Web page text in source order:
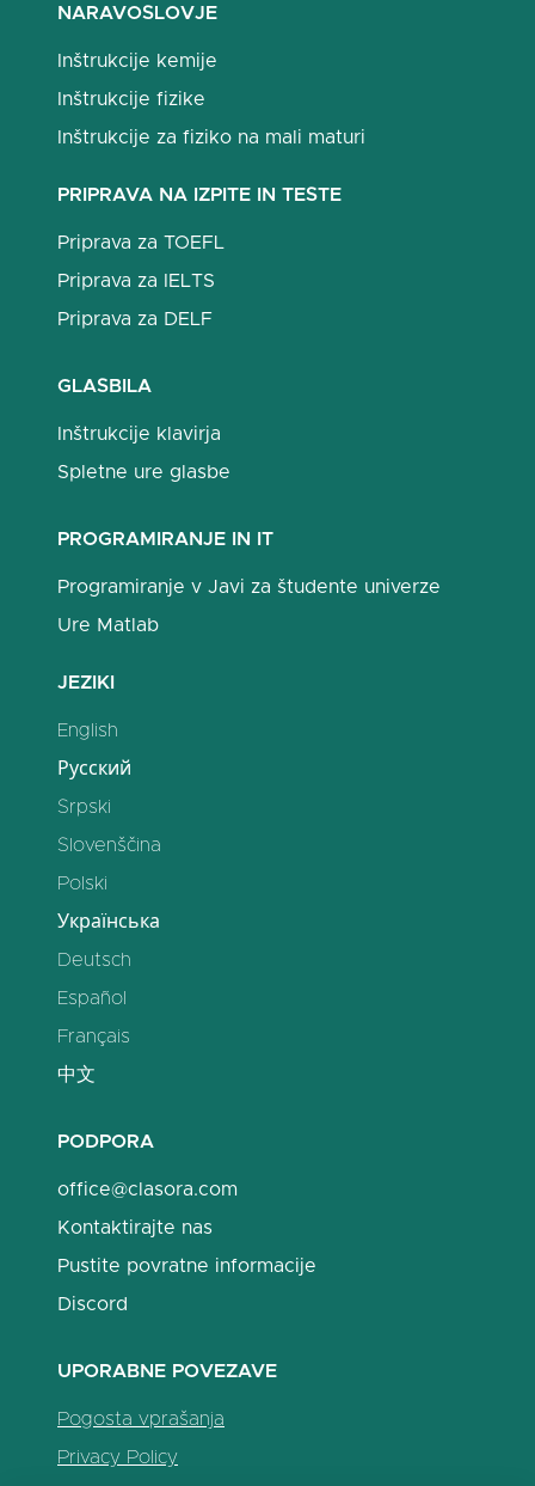
NARAVOSLOVJE
Inštrukcije kemije
Inštrukcije fizike
Inštrukcije za fiziko na mali maturi
PRIPRAVA NA IZPITE IN TESTE
Priprava za TOEFL
Priprava za IELTS
Priprava za DELF
GLASBILA
Inštrukcije klavirja
Spletne ure glasbe
PROGRAMIRANJE IN IT
Programiranje v Javi za študente univerze
Ure Matlab
JEZIKI
English
Русский
Srpski
Slovenščina
Polski
Українська
Deutsch
Español
Français
中文
PODPORA
office@clasora.com
Kontaktirajte nas
Pustite povratne informacije
Discord
UPORABNE POVEZAVE
Pogosta vprašanja
Privacy Policy